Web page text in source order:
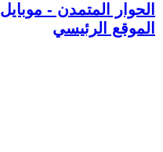
الحوار المتمدن - موبايل
الموقع الرئيسي